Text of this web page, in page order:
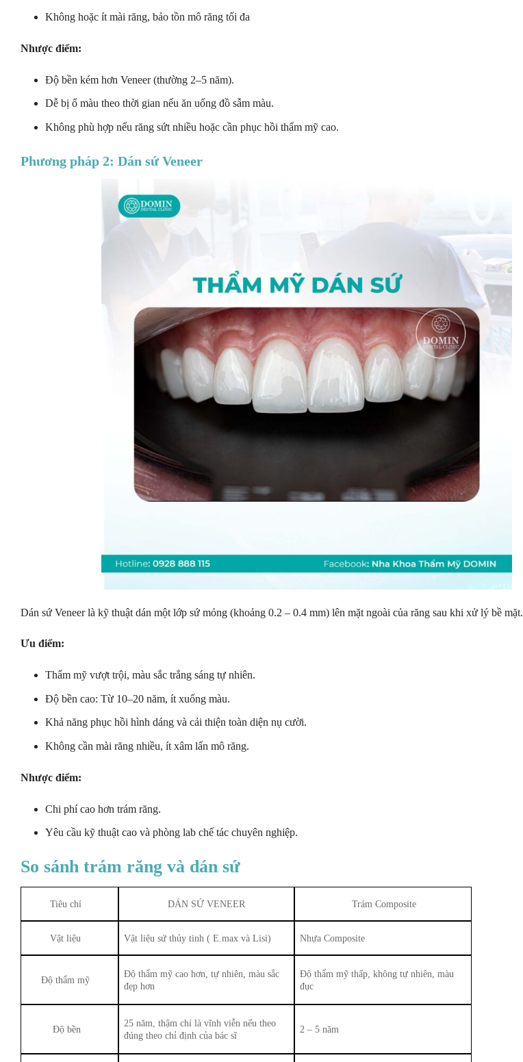
Không hoặc ít mài răng, bảo tồn mô răng tối đa
Nhược điểm:
Độ bền kém hơn Veneer (thường 2–5 năm).
Dễ bị ố màu theo thời gian nếu ăn uống đồ sẫm màu.
Không phù hợp nếu răng sứt nhiều hoặc cần phục hồi thẩm mỹ cao.
Phương pháp 2: Dán sứ Veneer
Dán sứ Veneer là kỹ thuật dán một lớp sứ mỏng (khoảng 0.2 – 0.4 mm) lên mặt ngoài của răng sau khi xử lý bề mặt.
Ưu điểm:
Thẩm mỹ vượt trội, màu sắc trắng sáng tự nhiên.
Độ bền cao: Từ 10–20 năm, ít xuống màu.
Khả năng phục hồi hình dáng và cải thiện toàn diện nụ cười.
Không cần mài răng nhiều, ít xâm lấn mô răng.
Nhược điểm:
Chi phí cao hơn trám răng.
Yêu cầu kỹ thuật cao và phòng lab chế tác chuyên nghiệp.
So sánh trám răng và dán sứ
Tiêu chí DÁN SỨ VENEER Trám Composite
Vật liệu Vật liệu sứ thủy tinh ( E.max và Lisi) Nhựa Composite
Độ thẩm mỹ
Độ thẩm mỹ cao hơn, tự nhiên, màu sắc
đẹp hơn
Độ thẩm mỹ thấp, không tự nhiên, màu
đục
Độ bền
25 năm, thậm chí là vĩnh viễn nếu theo
đúng theo chỉ định của bác sĩ
2 – 5 năm